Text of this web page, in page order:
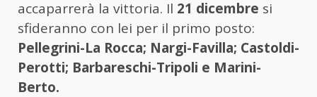
accaparrerà la vittoria. Il 21 dicembre si
sfideranno con lei per il primo posto:
Pellegrini-La Rocca; Nargi-Favilla; Castoldi-
Perotti; Barbareschi-Tripoli e Marini-
Berto.